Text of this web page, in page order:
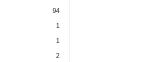
94
1
1
2